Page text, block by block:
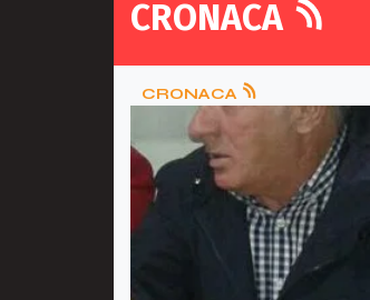
CRONACA
CRONACA